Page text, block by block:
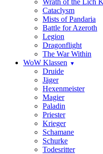
Cataclysm
Mists of Pandaria
Battle for Azeroth
Legion
Dragonflight
The War Within
WoW Klassen
Druide
Jäger
Hexenmeister
Magier
Paladin
Priester
Krieger
Schamane
Schurke
Todesritter